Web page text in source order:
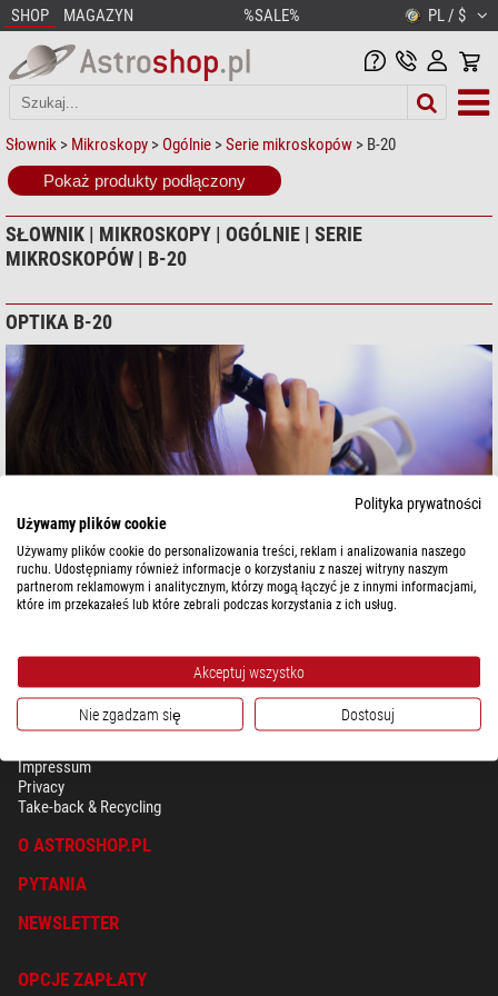
SHOP MAGAZYN %SALE% PL / $
Słownik > Mikroskopy > Ogólnie >Serie mikroskopów > B-20
Pokaż produkty podłączony
SŁOWNIK | MIKROSKOPY | OGÓLNIE | SERIE
MIKROSKOPÓW | B-20
OPTIKA B-20
BEZPIECZEŃSTWO & OCHRONA DANYCH OSOBISTYCH
Impressum
Privacy
Take-back & Recycling
O ASTROSHOP.PL
PYTANIA
NEWSLETTER
OPCJE ZAPŁATY
Polityka prywatności
Używamy plików cookie
Używamy plików cookie do personalizowania treści, reklam i analizowania naszego
ruchu. Udostępniamy również informacje o korzystaniu z naszej witryny naszym
partnerom reklamowym i analitycznym, którzy mogą łączyć je z innymi informacjami,
które im przekazałeś lub które zebrali podczas korzystania z ich usług.
Akceptuj wszystko
Nie zgadzam się Dostosuj